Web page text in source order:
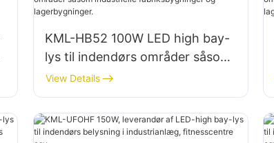
KML-HB52 100W LED high bay-
lys til indendørs områder såsom
industrielle fabriksbygninger og
lagerbygninger.
View Details